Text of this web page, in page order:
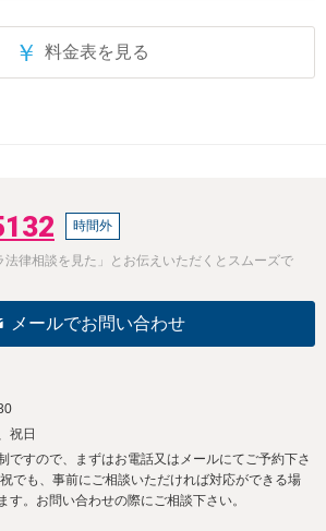
￥ 料金表を見る
時間外
律相談を見た」とお伝えいただくとスムーズで
メールでお問い合わせ
祝日
ですので、まずはお電話又はメールにてご予約下さ
でも、事前にご相談いただければ対応ができる場
す。お問い合わせの際にご相談下さい。